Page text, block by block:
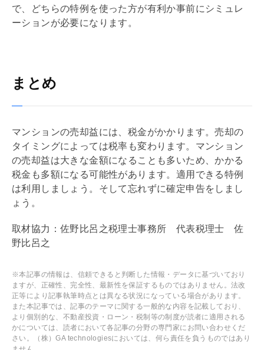
で、どちらの特例を使った方が有利か事前にシミュレ
ーションが必要になります。
まとめ
マンションの売却益には、税金がかかります。売却の
タイミングによっては税率も変わります。マンション
の売却益は大きな金額になることも多いため、かかる
税金も多額になる可能性があります。適用できる特例
は利用しましょう。そして忘れずに確定申告をしまし
ょう。
取材協力：佐野比呂之税理士事務所 代表税理士 佐
野比呂之
※本記事の情報は、信頼できると判断した情報・データに基づいており
ますが、正確性、完全性、最新性を保証するものではありません。法改
正等により記事執筆時点とは異なる状況になっている場合があります。
また本記事では、記事のテーマに関する一般的な内容を記載しており、
より個別的な、不動産投資・ローン・税制等の制度が読者に適用される
かについては、読者において各記事の分野の専門家にお問い合わせくだ
さい。（株）GA technologiesにおいては、何ら責任を負うものではあり